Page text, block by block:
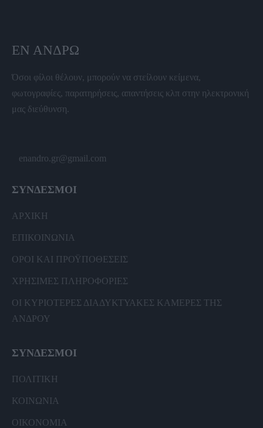
ΕΝ ΆΝΔΡΩ
Όσοι φίλοι θέλουν, μπορούν να στείλουν κείμενα,
φωτογραφίες, παρατηρήσεις, απαντήσεις κλπ στην ηλεκτρονική
μας διεύθυνση.
enandro.gr@gmail.com
ΣΥΝΔΕΣΜΟΙ
ΑΡΧΙΚΗ
ΕΠΙΚΟΙΝΩΝΙΑ
ΟΡΟΙ ΚΑΙ ΠΡΟΫΠΟΘΕΣΕΙΣ
ΧΡΗΣΙΜΕΣ ΠΛΗΡΟΦΟΡΙΕΣ
ΟΙ ΚΥΡΙΟΤΕΡΕΣ ΔΙΑΔΥΚΤΥΑΚΕΣ ΚΑΜΕΡΕΣ ΤΗΣ
ΑΝΔΡΟΥ
ΣΥΝΔΕΣΜΟΙ
ΠΟΛΙΤΙΚΗ
ΚΟΙΝΩΝΙΑ
ΟΙΚΟΝΟΜΙΑ